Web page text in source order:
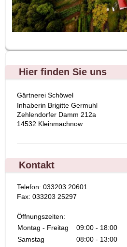
Hier finden Sie uns
Gärtnerei Schöwel
Inhaberin Brigitte Germuhl
Zehlendorfer Damm 212a
14532 Kleinmachnow
Kontakt
Telefon: 033203 20601
Fax: 033203 25297
Öffnungszeiten:
Montag - Freitag
09:00 - 18:00
Samstag
08:00 - 13:00